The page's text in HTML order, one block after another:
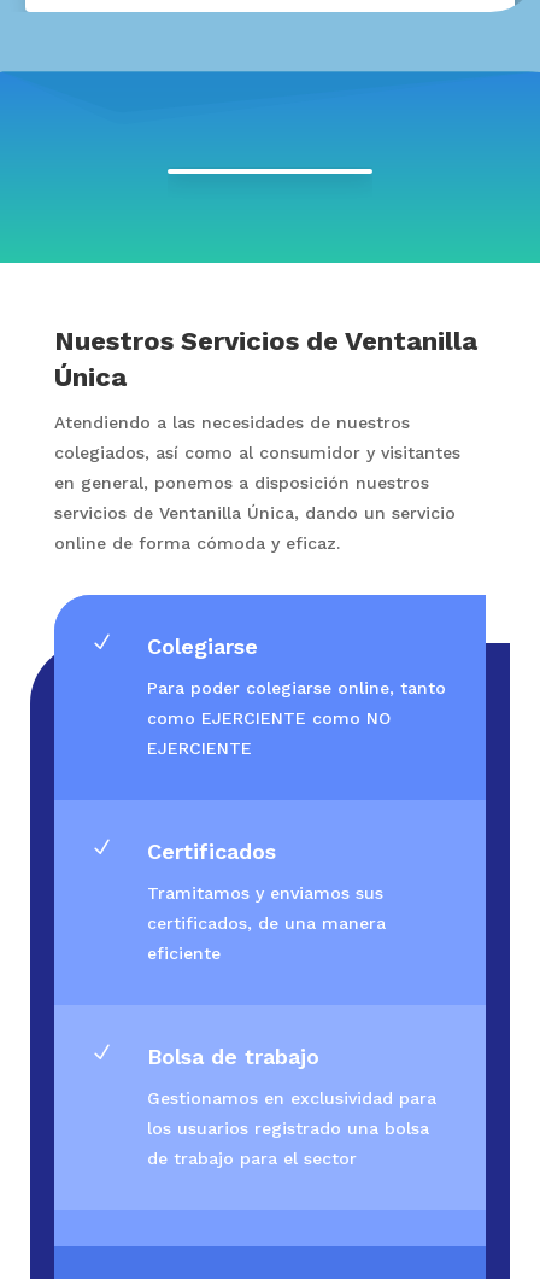
Nuestros Servicios de Ventanilla
Única
Atendiendo a las necesidades de nuestros
colegiados, así como al consumidor y visitantes
en general, ponemos a disposición nuestros
servicios de Ventanilla Única, dando un servicio
online de forma cómoda y eficaz.
N Colegiarse
Para poder colegiarse online, tanto
como EJERCIENTE como NO
EJERCIENTE
N Certificados
Tramitamos y enviamos sus
certificados, de una manera
eficiente
N Bolsa de trabajo
Gestionamos en exclusividad para
los usuarios registrado una bolsa
de trabajo para el sector